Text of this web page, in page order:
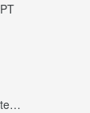
RoSeal – Augmented Roblox Experience